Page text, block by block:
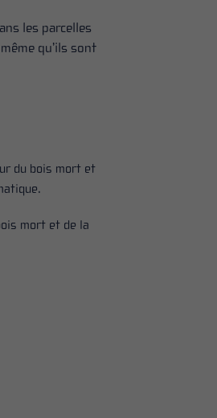
les parcelles
qu’ils sont
du bois mort et
mort et de la